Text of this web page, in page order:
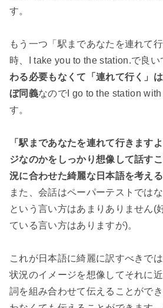
す。
もう一つ「駅まであなたを連れて
時、I take you to the station.で良い
わる必要もなくて「連れて行く」
ぼ同義なのでI go to the station
す。
「駅まであなたを連れて行きます
ジなのかをしっかり想像して話す
況に合わせた綺麗な日本語を考え
また、会話はペーパーテストでは
という言い方はあまりありません(
ている言い方はありますが)。
これが日本語に綺麗に訳すべきで
状況のイメージを想像してそれに
詞を組み合わせて伝えることがで